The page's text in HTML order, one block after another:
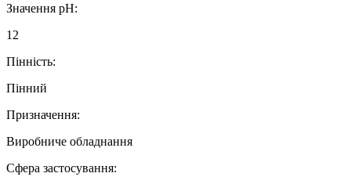
Значення рН:
12
Пінність:
Пінний
Призначення:
Виробниче обладнання
Сфера застосування: